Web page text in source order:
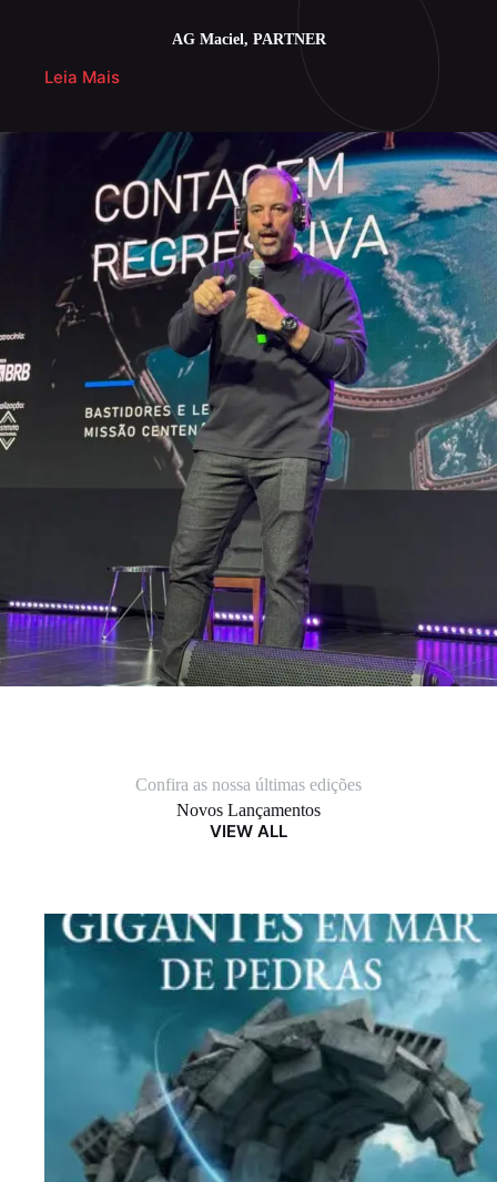
AG Maciel, PARTNER
Leia Mais
Confira as nossa últimas edições
Novos Lançamentos
VIEW ALL